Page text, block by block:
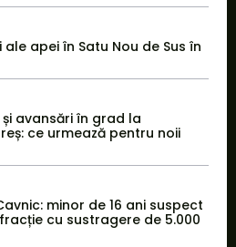
apei în Satu Nou de Sus în
avansări în grad la
ce urmează pentru noii
minor de 16 ani suspect
cu sustragere de 5.000